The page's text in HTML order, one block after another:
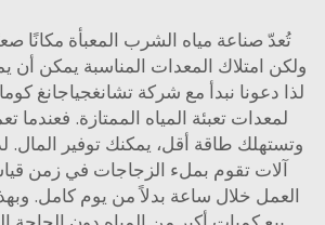
صناعة مياه الشرب المعبأة مكانًا صعبًا
امتلاك المعدات المناسبة يمكن أن يمنحك
نبدأ مع شركة تشانغجياجانغ كومارك،
تعبئة المياه الممتازة. فعندما تعمل
طاقة أقل، يمكنك توفير المال. لذلك،
تقوم بملء الزجاجات في زمن قياسي،
خلال ساعة بدلاً من يوم كامل. وبهذه